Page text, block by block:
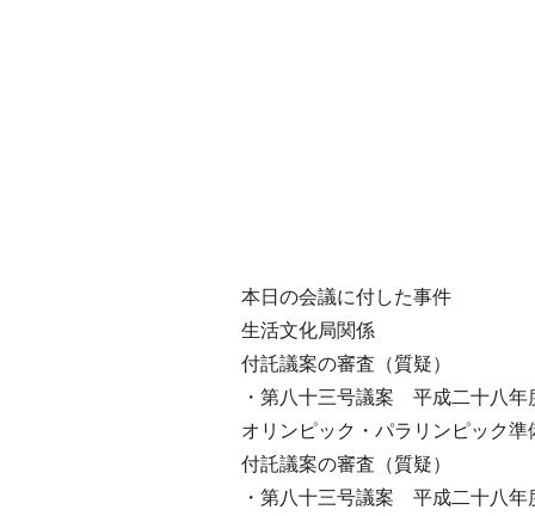
本日の会議に付した事件
生活文化局関係
付託議案の審査（質疑）
・第八十三号議案 平成二十八
オリンピック・パラリンピック準
付託議案の審査（質疑）
・第八十三号議案 平成二十八